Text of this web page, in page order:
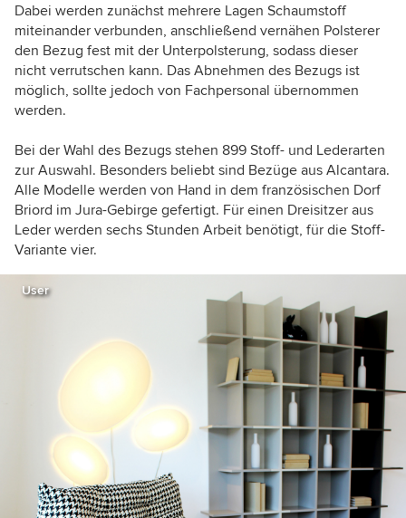
Dabei werden zunächst mehrere Lagen Schaumstoff
miteinander verbunden, anschließend vernähen Polsterer
den Bezug fest mit der Unterpolsterung, sodass dieser
nicht verrutschen kann. Das Abnehmen des Bezugs ist
möglich, sollte jedoch von Fachpersonal übernommen
werden.
Bei der Wahl des Bezugs stehen 899 Stoff- und Lederarten
zur Auswahl. Besonders beliebt sind Bezüge aus Alcantara.
Alle Modelle werden von Hand in dem französischen Dorf
Briord im Jura-Gebirge gefertigt. Für einen Dreisitzer aus
Leder werden sechs Stunden Arbeit benötigt, für die Stoff-
Variante vier.
User